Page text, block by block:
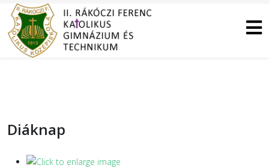
Diáknap